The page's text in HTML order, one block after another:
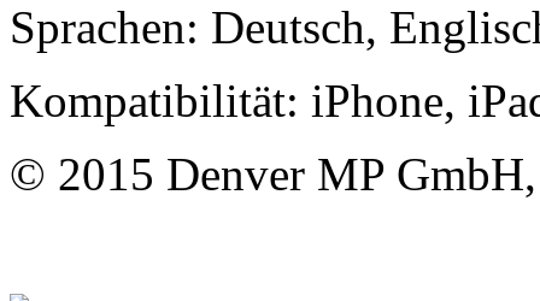
Sprachen: Deutsch,
Kompatibilität: iPhone,
© 2015 Denver MP